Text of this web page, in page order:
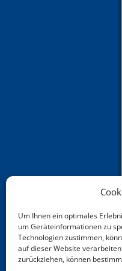
Um Ihnen ein optimales
um Geräteinformationen zu
Technologien zustimmen,
auf dieser Website
zurückziehen, können